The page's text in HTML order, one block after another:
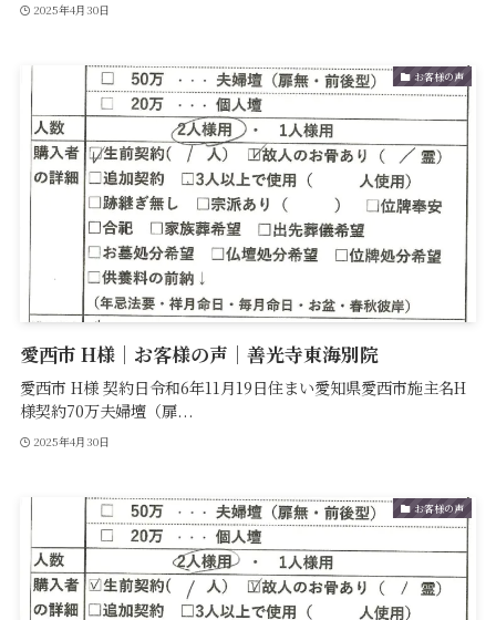
2025年4月30日
お客様の声
愛西市 H様｜お客様の声｜善光寺東海別院
愛西市 H様 契約日令和6年11月19日住まい愛知県愛西市施主名H
様契約70万夫婦壇（扉...
2025年4月30日
お客様の声